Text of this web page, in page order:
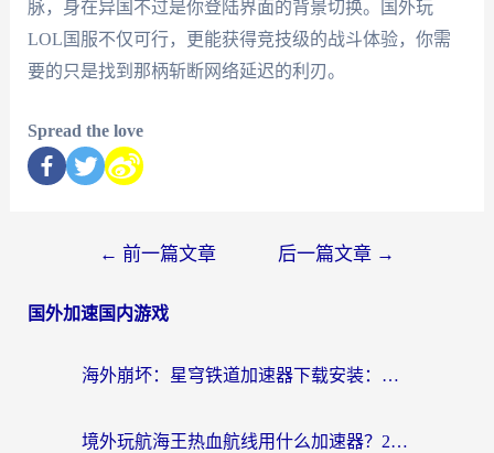
脉，身在异国不过是你登陆界面的背景切换。国外玩
LOL国服不仅可行，更能获得竞技级的战斗体验，你需
要的只是找到那柄斩断网络延迟的利刃。
Spread the love
← 前一篇文章 后一篇文章 →
国外加速国内游戏
海外崩坏：星穹铁道加速器下载安装：一份给游子的终极网络指南
境外玩航海王热血航线用什么加速器？2026海外玩家实测最优方案（附欧洲问道堡垒前线加速技巧）